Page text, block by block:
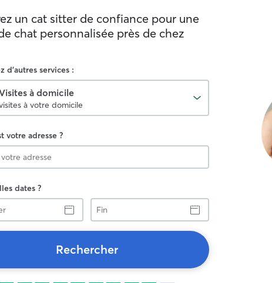
un cat sitter de confiance pour une
chat personnalisée près de chez
d'autres services :
à domicile
à votre domicile
votre adresse ?
dates ?
Fin
Rechercher